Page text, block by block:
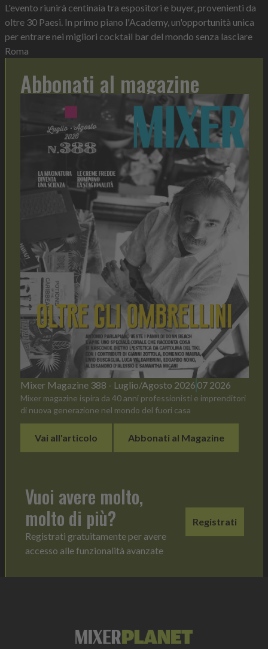
L'evento riunirà centinaia tra espositori e buyer, provenienti da
oltre 30 Paesi. In primo piano l'Academy, un'opportunità unica
per entrare nei migliori cocktail bar del mondo senza lasciare
Roma
Abbonati al magazine
Mixer Magazine 388 - Luglio/Agosto 2026 07 2026
Mixer magazine ispira da 40 anni professionisti e imprenditori
di nuova generazione nel mondo del fuori casa
Vai all'articolo Abbonati al Magazine
Vuoi avere molto,
molto di più?
Registrati gratuitamente per avere
accesso alle funzionalità avanzate
Registrati